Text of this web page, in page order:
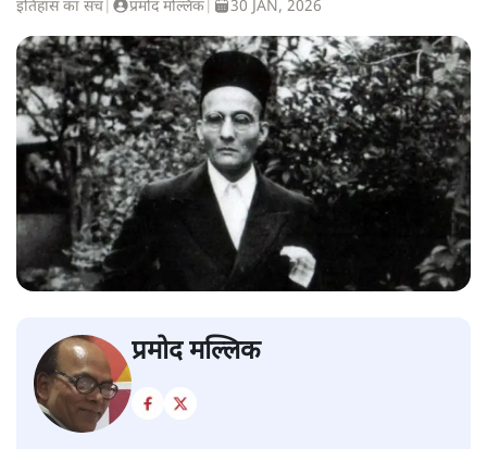
इतिहास का सच प्रमोद मल्लिक 30 JAN, 2026
प्रमोद मल्लिक